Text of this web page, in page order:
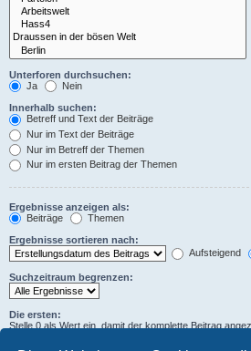
Unterforen durchsuchen:
Ja
Nein
Innerhalb suchen:
Betreff und Text der Beiträge
Nur im Text der Beiträge
Nur im Betreff der Themen
Nur im ersten Beitrag der Themen
Ergebnisse anzeigen als:
Beiträge
Themen
Ergebnisse sortieren nach:
Aufsteigend
Suchzeitraum begrenzen:
Die ersten:
Stelle 0 als Wert ein, damit der komplette Beitrag